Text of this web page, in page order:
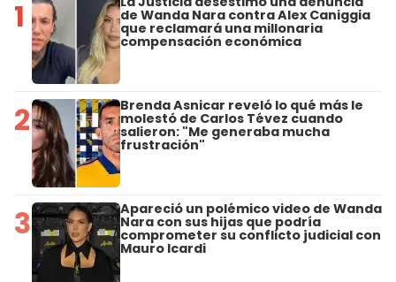
1 de Wanda Nara contra Alex Caniggia
que reclamará una millonaria
compensación económica
2 Brenda Asnicar reveló lo qué más le
molestó de Carlos Tévez cuando
salieron: "Me generaba mucha
frustración"
3 Apareció un polémico video de Wanda
Nara con sus hijas que podría
comprometer su conflicto judicial con
Mauro Icardi